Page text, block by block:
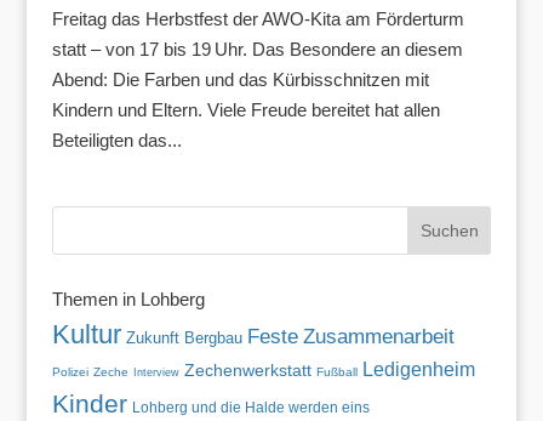
Freitag das Herbstfest der AWO‑Kita am Förderturm
statt – von 17 bis 19 Uhr. Das Besondere an diesem
Abend: Die Farben und das Kürbisschnitzen mit
Kindern und Eltern. Viele Freude bereitet hat allen
Beteiligten das...
Themen in Lohberg
Kultur Zukunft Bergbau Feste Zusammenarbeit
Polizei Zeche Interview Zechenwerkstatt Fußball Ledigenheim
Kinder Lohberg und die Halde werden eins